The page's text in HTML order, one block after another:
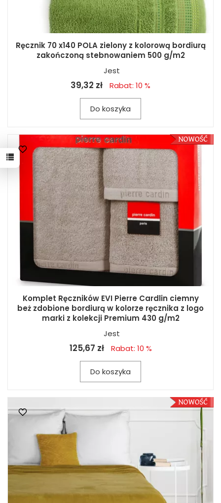
Ręcznik 70 x140 POLA zielony z kolorową bordiurą
zakończoną stebnowaniem 500 g/m2
Jest
39,32 zł Rabat: 10 %
Do koszyka
Komplet Ręczników EVI Pierre Cardlin ciemny
beż zdobione bordiurą w kolorze ręcznika z logo
marki z kolekcji Premium 430 g/m2
Jest
125,67 zł Rabat: 10 %
Do koszyka